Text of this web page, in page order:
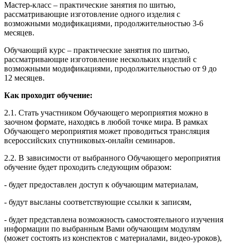
Мастер-класс – практические занятия по шитью,
рассматривающие изготовление одного изделия с
возможными модификациями, продолжительностью 3-6
месяцев.
Обучающий курс – практические занятия по шитью,
рассматривающие изготовление нескольких изделий с
возможными модификациями, продолжительностью от 9 до
12 месяцев.
Как проходит обучение:
2.1. Стать участником Обучающего мероприятия можно в
заочном формате, находясь в любой точке мира. В рамках
Обучающего мероприятия может проводиться трансляция
всероссийских спутниковых-онлайн семинаров.
2.2. В зависимости от выбранного Обучающего мероприятия
обучение будет проходить следующим образом:
- будет предоставлен доступ к обучающим материалам,
- будут высланы соответствующие ссылки к записям,
- будет представлена возможность самостоятельного изучения
информации по выбранным Вами обучающим модулям
(может состоять из конспектов с материалами, видео-уроков),